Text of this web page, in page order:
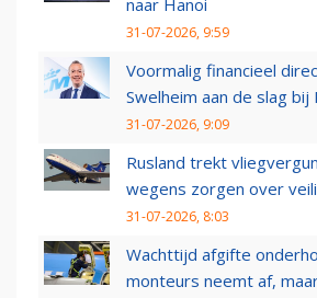
naar Hanoi
31-07-2026, 9:59
Voormalig financieel
Swelheim aan de slag bij
31-07-2026, 9:09
Rusland trekt
wegens zorgen over
31-07-2026, 8:03
Wachttijd afgifte
monteurs neemt af,